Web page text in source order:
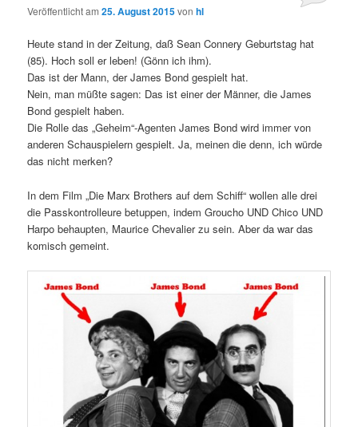
Veröffentlicht am25. August 2015vonhl
Heute stand in der Zeitung, daß Sean Connery Geburtstag hat
(85). Hoch soll er leben! (Gönn ich ihm).
Das ist der Mann, der James Bond gespielt hat.
Nein, man müßte sagen: Das ist einer der Männer, die James
Bond gespielt haben.
Die Rolle das „Geheim“-Agenten James Bond wird immer von
anderen Schauspielern gespielt. Ja, meinen die denn, ich würde
das nicht merken?
In dem Film „Die Marx Brothers auf dem Schiff“ wollen alle drei
die Passkontrolleure betuppen, indem Groucho UND Chico UND
Harpo behaupten, Maurice Chevalier zu sein. Aber da war das
komisch gemeint.